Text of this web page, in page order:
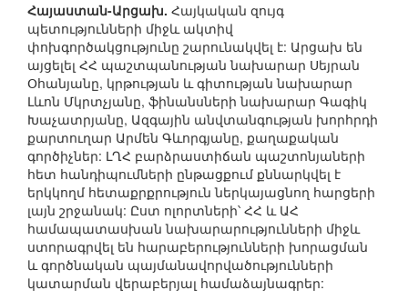
Հայաստան-Արցախ. Հայկական զույգ
պետությունների միջև ակտիվ
փոխգործակցությունը շարունակվել է: Արցախ են
այցելել ՀՀ պաշտպանության նախարար Սեյրան
Օհանյանը, կրթության և գիտության նախարար
Լևոն Մկրտչյանը, ֆինանսների նախարար Գագիկ
Խաչատրյանը, Ազգային անվտանգության խորհրդի
քարտուղար Արմեն Գևորգյանը, քաղաքական
գործիչներ: ԼՂՀ բարձրաստիճան պաշտոնյաների
հետ հանդիպումների ընթացքում քննարկվել է
երկկողմ հետաքրքրություն ներկայացնող հարցերի
լայն շրջանակ: Ըստ ոլորտների՝ ՀՀ և ԱՀ
համապատասխան նախարարությունների միջև
ստորագրվել են հարաբերությունների խորացման
և գործնական պայմանավորվածությունների
կատարման վերաբերյալ համաձայնագրեր: